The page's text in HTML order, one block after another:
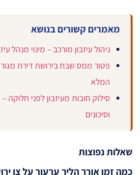
מאמרים קשורים בנושא
ניהול עיזבון מורכב – מינוי מנהל
פטור ממס שבח בירושת דירת
המלא
סילוק חובות מעיזבון לפני חלוקה
וסיכונים
שאלות נפוצות
כמה זמן אורך הליך ערעור על צו